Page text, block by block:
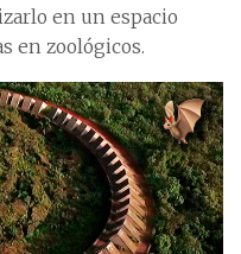
en un espacio
en zoológicos.